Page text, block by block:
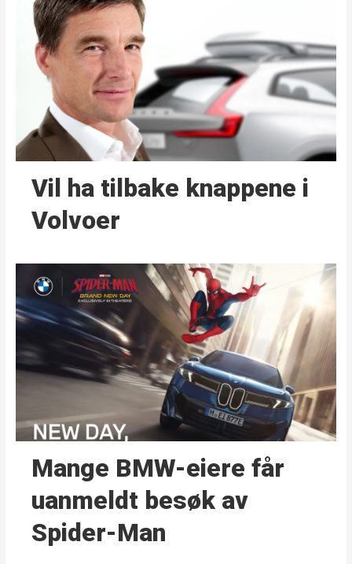
Vil ha tilbake knappene i
Volvoer
Mange BMW-eiere får
uanmeldt besøk av
Spider-Man